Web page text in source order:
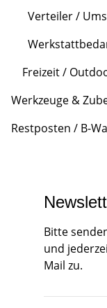
Verteiler /
Freizeit /
Werkzeuge &
Restposten / B-
Bitte
und
Mail zu.